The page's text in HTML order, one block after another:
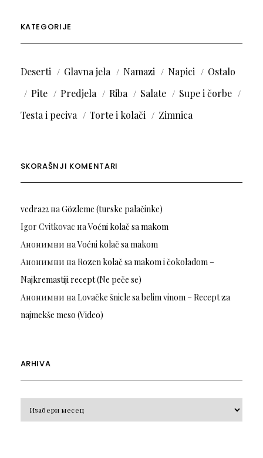
KATEGORIJE
Deserti Glavna jela Namazi Napici
Ostalo
Pite
Predjela Riba Salate
Supe i čorbe
Testa i peciva
Torte i kolači Zimnica
SKORAŠNJI KOMENTARI
vedra22наGözleme (turske palačinke)
Igor Cvitkovac наVoćni kolač sa makom
Анонимни наVoćni kolač sa makom
Анонимни наRozen kolač sa makom i čokoladom –
Najkremastiji recept (Ne peče se)
Анонимни наLovačke šnicle sa belim vinom – Recept za
najmekše meso (Video)
ARHIVA